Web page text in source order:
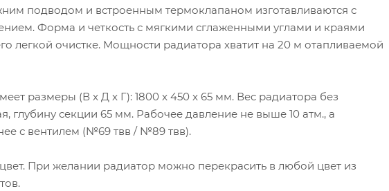
подводом и встроенным термоклапаном изготавливаются с
Форма и четкость с мягкими сглаженными углами и краями
легкой очистке. Мощности радиатора хватит на 20 м отапливаемой
размеры (В x Д x Г): 1800 x 450 x 65 мм. Вес радиатора без
глубину секции 65 мм. Рабочее давление не выше 10 атм., а
с вентилем (№69 твв / №89 твв).
При желании радиатор можно перекрасить в любой цвет из